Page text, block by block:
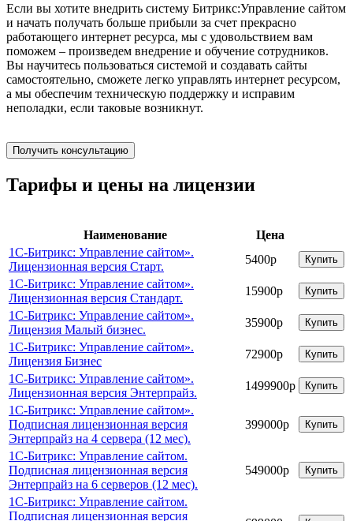
Если вы хотите внедрить систему Битрикс:Управление сайтом
и начать получать больше прибыли за счет прекрасно
работающего интернет ресурса, мы с удовольствием вам
поможем – произведем внедрение и обучение сотрудников.
Вы научитесь пользоваться системой и создавать сайты
самостоятельно, сможете легко управлять интернет ресурсом,
а мы обеспечим техническую поддержку и исправим
неполадки, если таковые возникнут.
Получить консультацию
Тарифы и цены на лицензии
Наименование
Цена
1С-Битрикс: Управление сайтом».
Лицензионная версия Старт.
5400р Купить
1С-Битрикс: Управление сайтом».
Лицензионная версия Стандарт.
15900р Купить
1С-Битрикс: Управление сайтом».
Лицензия Малый бизнес.
35900р Купить
1С-Битрикс: Управление сайтом».
Лицензия Бизнес
72900р Купить
1С-Битрикс: Управление сайтом».
Лицензионная версия Энтерпрайз.
1499900р Купить
1С-Битрикс: Управление сайтом».
Подписная лицензионная версия
Энтерпрайз на 4 сервера (12 мес).
399000р Купить
1С-Битрикс: Управление сайтом.
Подписная лицензионная версия
Энтерпрайз на 6 серверов (12 мес).
549000р Купить
1С-Битрикс: Управление сайтом.
Подписная лицензионная версия